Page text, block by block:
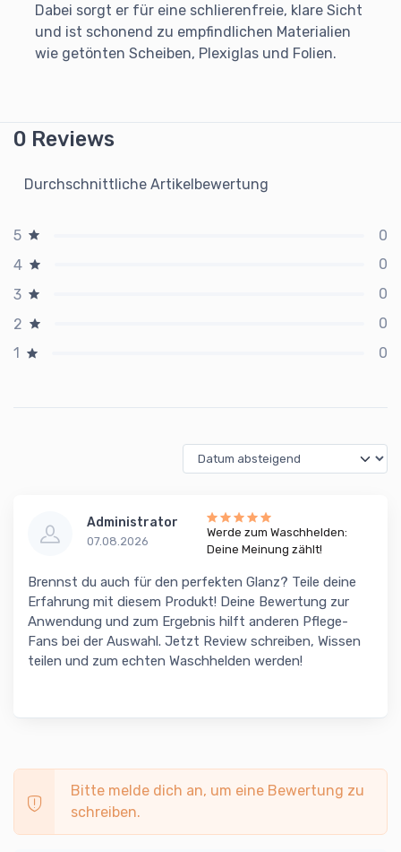
Dabei sorgt er für eine schlierenfreie, klare Sicht
und ist schonend zu empfindlichen Materialien
wie getönten Scheiben, Plexiglas und Folien.
0 Reviews
Durchschnittliche Artikelbewertung
5
0
4
0
3
0
2
0
1
0
Administrator
07.08.2026
Werde zum Waschhelden:
Deine Meinung zählt!
Brennst du auch für den perfekten Glanz? Teile deine
Erfahrung mit diesem Produkt! Deine Bewertung zur
Anwendung und zum Ergebnis hilft anderen Pflege-
Fans bei der Auswahl. Jetzt Review schreiben, Wissen
teilen und zum echten Waschhelden werden!
Bitte melde dich an, um eine Bewertung zu
schreiben.